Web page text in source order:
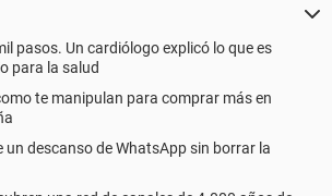
pasos. Un cardiólogo explicó lo que es
para la salud
te manipulan para comprar más en
un descanso de WhatsApp sin borrar la